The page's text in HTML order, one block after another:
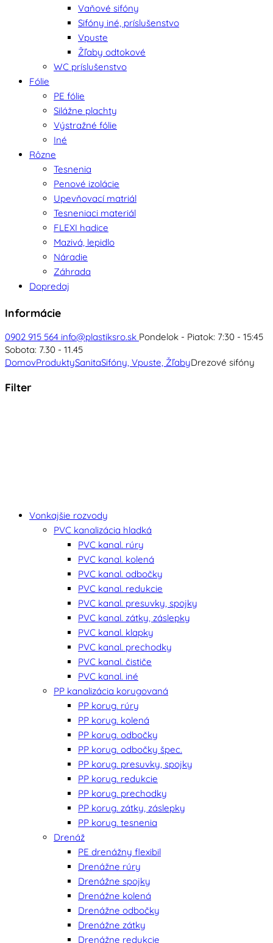
Vaňové sifóny
Sifóny iné, príslušenstvo
Vpuste
Žľaby odtokové
WC príslušenstvo
Fólie
PE fólie
Silážne plachty
Výstražné fólie
Iné
Rôzne
Tesnenia
Penové izolácie
Upevňovací matriál
Tesneniaci materiál
FLEXI hadice
Mazivá, lepidlo
Náradie
Záhrada
Dopredaj
Informácie
0902 915 564 info@plastiksro.sk Pondelok - Piatok: 7:30 - 15:45
Sobota: 7.30 - 11.45
DomovProduktySanitaSifóny, Vpuste, ŽľabyDrezové sifóny
Filter
Vonkajšie rozvody
PVC kanalizácia hladká
PVC kanal. rúry
PVC kanal. kolená
PVC kanal. odbočky
PVC kanal. redukcie
PVC kanal. presuvky, spojky
PVC kanal. zátky, záslepky
PVC kanal. klapky
PVC kanal. prechodky
PVC kanal. čističe
PVC kanal. iné
PP kanalizácia korugovaná
PP korug. rúry
PP korug. kolená
PP korug. odbočky
PP korug. odbočky špec.
PP korug. presuvky, spojky
PP korug. redukcie
PP korug. prechodky
PP korug. zátky, záslepky
PP korug. tesnenia
Drenáž
PE drenážny flexibil
Drenážne rúry
Drenážne spojky
Drenážne kolená
Drenážne odbočky
Drenážne zátky
Drenážne redukcie